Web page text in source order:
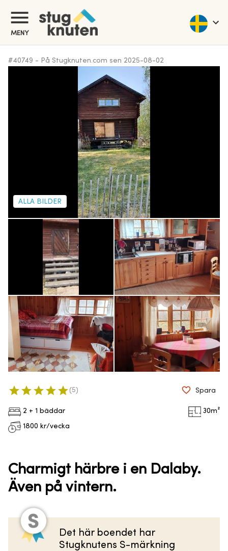
MENY
#40749 - På Stugknuten.com sen 2025-08-02
ALLA BILDER
2 + 1 bäddar 30m²
1800 kr/vecka
( 5 ) Spara
Charmigt härbre i en Dalaby.
Även på vintern.
Det här boendet har
Stugknutens S-märkning